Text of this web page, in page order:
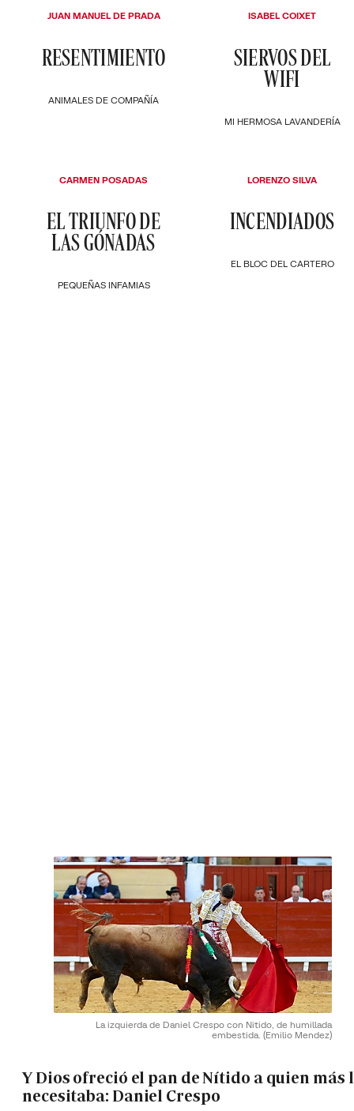
ANIMALES DE COMPAÑÍA
RESENTIMIENTO
JUAN MANUEL DE PRADA
MI HERMOSA LAVANDERÍA
SIERVOS DEL
WIFI
ISABEL COIXET
PEQUEÑAS INFAMIAS
EL TRIUNFO DE
LAS GÓNADAS
CARMEN POSADAS
EL BLOC DEL CARTERO
INCENDIADOS
LORENZO SILVA
La izquierda de Daniel Crespo con Nitido, de humillada
embestida. (Emilio Mendez)
Y Dios ofreció el pan de Nítido a quien más
necesitaba: Daniel Crespo